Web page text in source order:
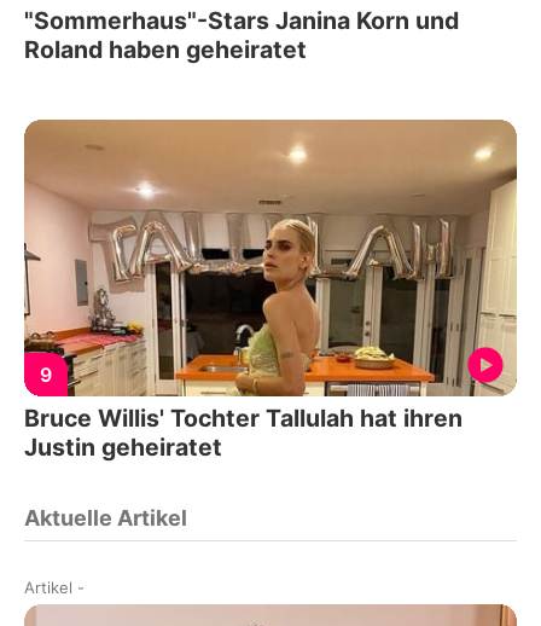
"Sommerhaus"-Stars Janina Korn und
Roland haben geheiratet
9
Bruce Willis' Tochter Tallulah hat ihren
Justin geheiratet
Aktuelle Artikel
Artikel -